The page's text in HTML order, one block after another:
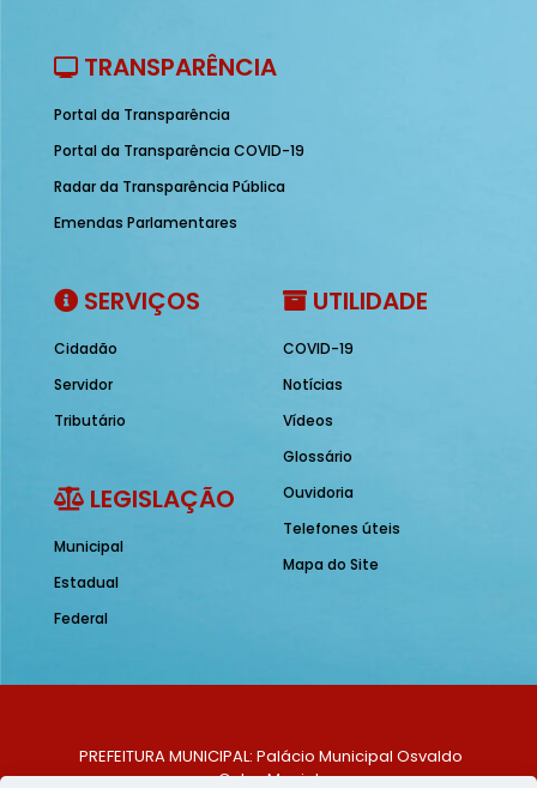
TRANSPARÊNCIA
Portal da Transparência
Portal da Transparência COVID-19
Radar da Transparência Pública
Emendas Parlamentares
SERVIÇOS
Cidadão
Servidor
Tributário
LEGISLAÇÃO
Municipal
Estadual
Federal
UTILIDADE
COVID-19
Notícias
Vídeos
Glossário
Ouvidoria
Telefones úteis
Mapa do Site
PREFEITURA MUNICIPAL: Palácio Municipal Osvaldo
Celso Maciel